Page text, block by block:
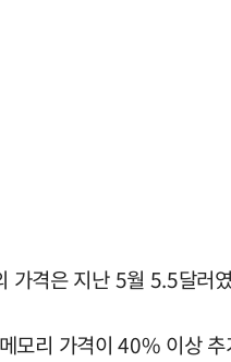
격은 지난 5월 5.5달러
모리 가격이 40% 이상